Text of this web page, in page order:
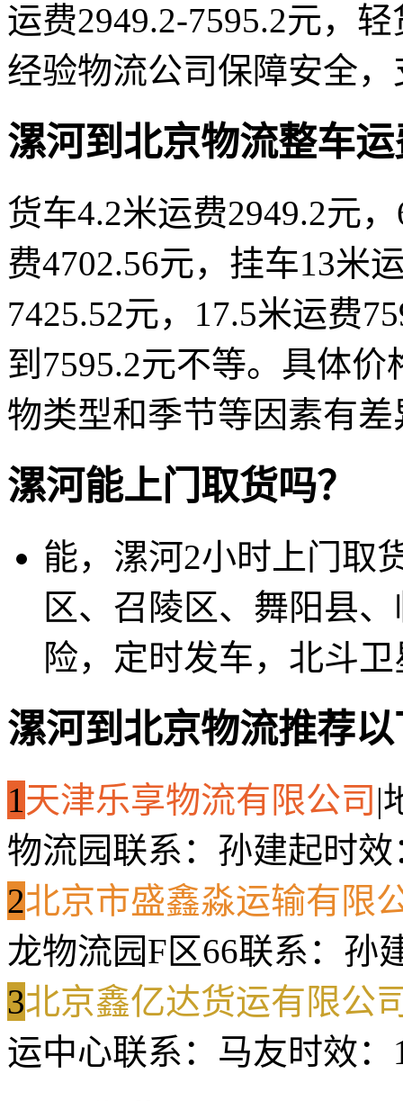
运费2949.2-7595.2元，
经验物流公司保障安全
漯河到北京物流整车
货车4.2米运费2949.2元
费4702.56元，挂车13米
7425.52元，17.5米运费
到7595.2元不等。具体
物类型和季节等因素有
漯河能上门取货吗？
能，漯河2小时上门取
区、召陵区、舞阳县
险，定时发车，北斗
漯河到北京物流推荐
1天津乐享物流有限公司 |
物流园联系：孙建起时
2北京市盛鑫淼运输有限
龙物流园F区66联系：孙
3北京鑫亿达货运有限公
运中心联系：马友时效：